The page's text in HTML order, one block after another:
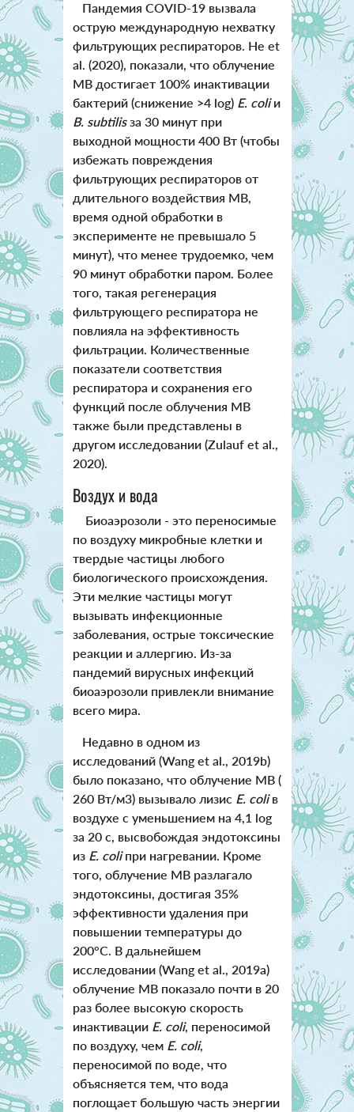
Пандемия COVID-19 вызвала
острую международную нехватку
фильтрующих респираторов. He et
al. (2020), показали, что облучение
МВ достигает 100% инактивации
бактерий (снижение >4 log) E. coliи
B. subtilisза 30 минут при
выходной мощности 400 Вт (чтобы
избежать повреждения
фильтрующих респираторов от
длительного воздействия МВ,
время одной обработки в
эксперименте не превышало 5
минут), что менее трудоемко, чем
90 минут обработки паром. Более
того, такая регенерация
фильтрующего респиратора не
повлияла на эффективность
фильтрации. Количественные
показатели соответствия
респиратора и сохранения его
функций после облучения МВ
также были представлены в
другом исследовании (Zulauf et al.,
2020).
Воздух и вода
Биоаэрозоли - это переносимые
по воздуху микробные клетки и
твердые частицы любого
биологического происхождения.
Эти мелкие частицы могут
вызывать инфекционные
заболевания, острые токсические
реакции и аллергию. Из-за
пандемий вирусных инфекций
биоаэрозоли привлекли внимание
всего мира.
Недавно в одном из
исследований (Wang et al., 2019b)
было показано, что облучение МВ (
260 Вт/м3) вызывало лизис E. coliв
воздухе с уменьшением на 4,1 log
за 20 с, высвобождая эндотоксины
из E. coliпри нагревании. Кроме
того, облучение МВ разлагало
эндотоксины, достигая 35%
эффективности удаления при
повышении температуры до
200°C. В дальнейшем
исследовании (Wang et al., 2019a)
облучение МВ показало почти в 20
раз более высокую скорость
инактивации E. coli, переносимой
по воздуху, чем E. coli,
переносимой по воде, что
объясняется тем, что вода
поглощает большую часть энергии